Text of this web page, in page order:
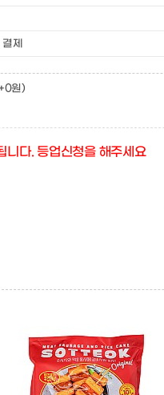
제
원)
니다. 등업신청을 해주세요